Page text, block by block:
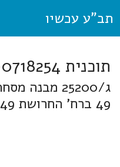
תב"ע עכשיו
תוכנית 208-0718254 כרמיאל
ג/25200
49 ברח' החרושת 49, איזור תעשייה כרמיאל